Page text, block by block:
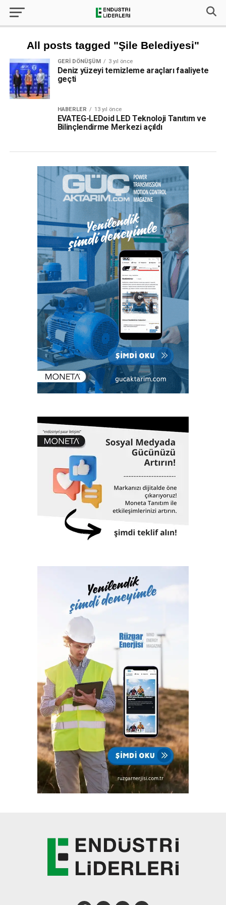
All posts tagged "Şile Belediyesi"
GERI DÖNÜŞÜM 3 yıl önce
Deniz yüzeyi temizleme araçları faaliyete
geçti
HABERLER 13 yıl önce
EVATEG-LEDoid LED Teknoloji Tanıtım ve
Bilinçlendirme Merkezi açıldı